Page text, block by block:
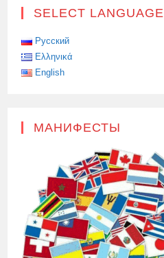
SELECT LANGUAGE
Русский
Ελληνικά
English
МАНИФЕСТЫ